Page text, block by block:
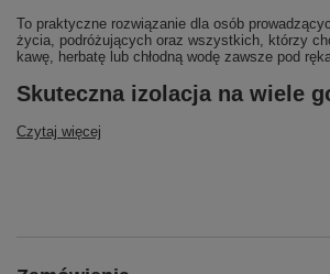
To praktyczne rozwiązanie dla osób
życia, podróżujących oraz wszystkich, którzy
kawę, herbatę lub chłodną wodę zawsze pod
Skuteczna izolacja na wiele
Czytaj więcej